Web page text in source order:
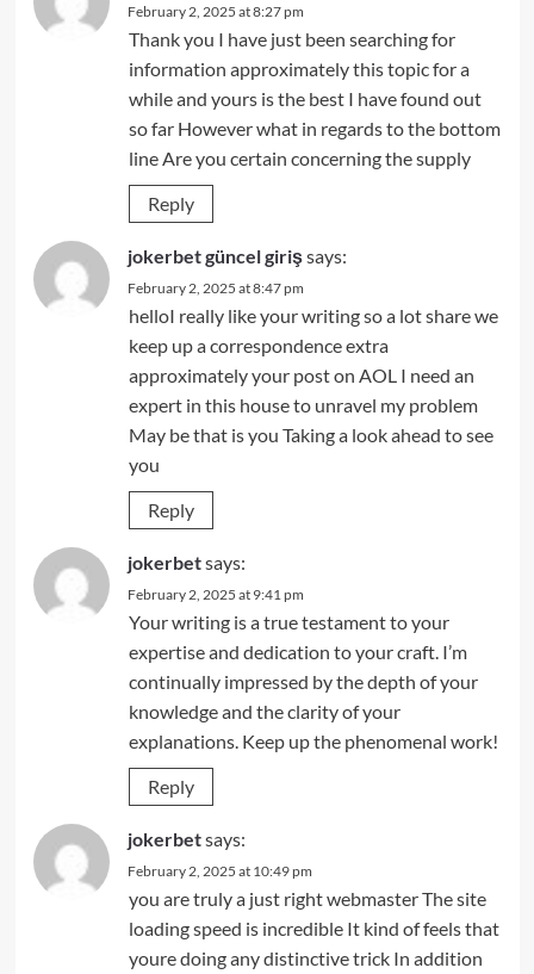
February 2, 2025 at 8:27 pm
Thank you I have just been searching for
information approximately this topic for a
while and yours is the best I have found out
so far However what in regards to the bottom
line Are you certain concerning the supply
Reply
jokerbet güncel girişsays:
February 2, 2025 at 8:47 pm
helloI really like your writing so a lot share we
keep up a correspondence extra
approximately your post on AOL I need an
expert in this house to unravel my problem
May be that is you Taking a look ahead to see
you
Reply
jokerbetsays:
February 2, 2025 at 9:41 pm
Your writing is a true testament to your
expertise and dedication to your craft. I’m
continually impressed by the depth of your
knowledge and the clarity of your
explanations. Keep up the phenomenal work!
Reply
jokerbetsays:
February 2, 2025 at 10:49 pm
you are truly a just right webmaster The site
loading speed is incredible It kind of feels that
youre doing any distinctive trick In addition